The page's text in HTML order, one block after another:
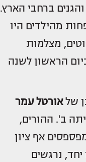
ברחבי הארץ.
מהילדים היו
מצלמות
הראשון לשנה
שלאורטל עמר
ב'. ההורים,
אף ציון
יחד, נרגשים